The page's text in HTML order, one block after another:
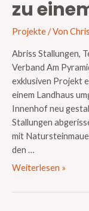
zu
Projekte/ Von
Abriss Stallungen,
Verband Am
exklusiven Projekt
einem Landhaus
Innenhof neu
Stallungen
mit
den …
Weiterlesen »